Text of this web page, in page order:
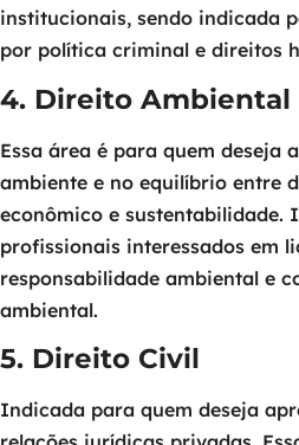
institucionais, sendo indicada
por política criminal e direitos
4. Direito Ambiental
Essa área é para quem deseja
ambiente e no equilíbrio entre
econômico e sustentabilidade.
profissionais interessados em
responsabilidade ambiental e
ambiental.
5. Direito Civil
Indicada para quem deseja